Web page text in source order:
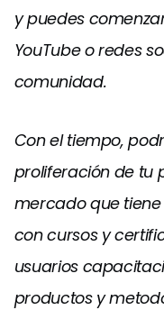
y puedes
YouTube o redes
comunidad.
Con el tiempo,
proliferación de tu
mercado que
con cursos y
usuarios
productos y